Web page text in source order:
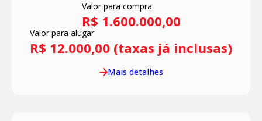
Valor para compra
R$ 1.600.000,00
Valor para alugar
R$ 12.000,00 (taxas já inclusas)
Mais detalhes